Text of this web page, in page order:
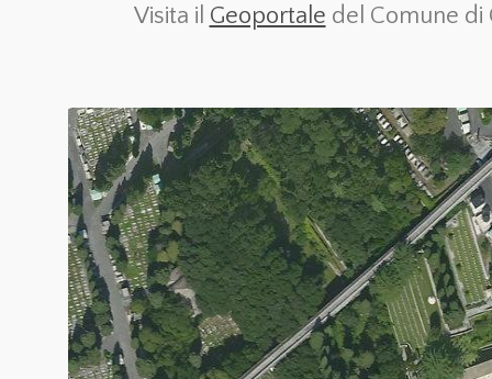
Visita il Geoportale del Comune di